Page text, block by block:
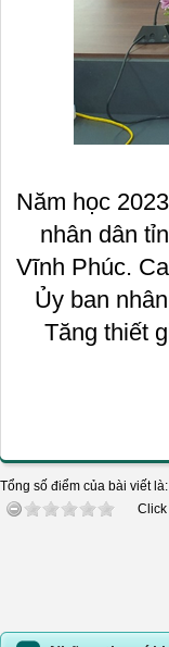
Năm học
nhân dân
Vĩnh Phúc.
Ủy ban
Tăng thiết
Tổng số điểm của bài viết